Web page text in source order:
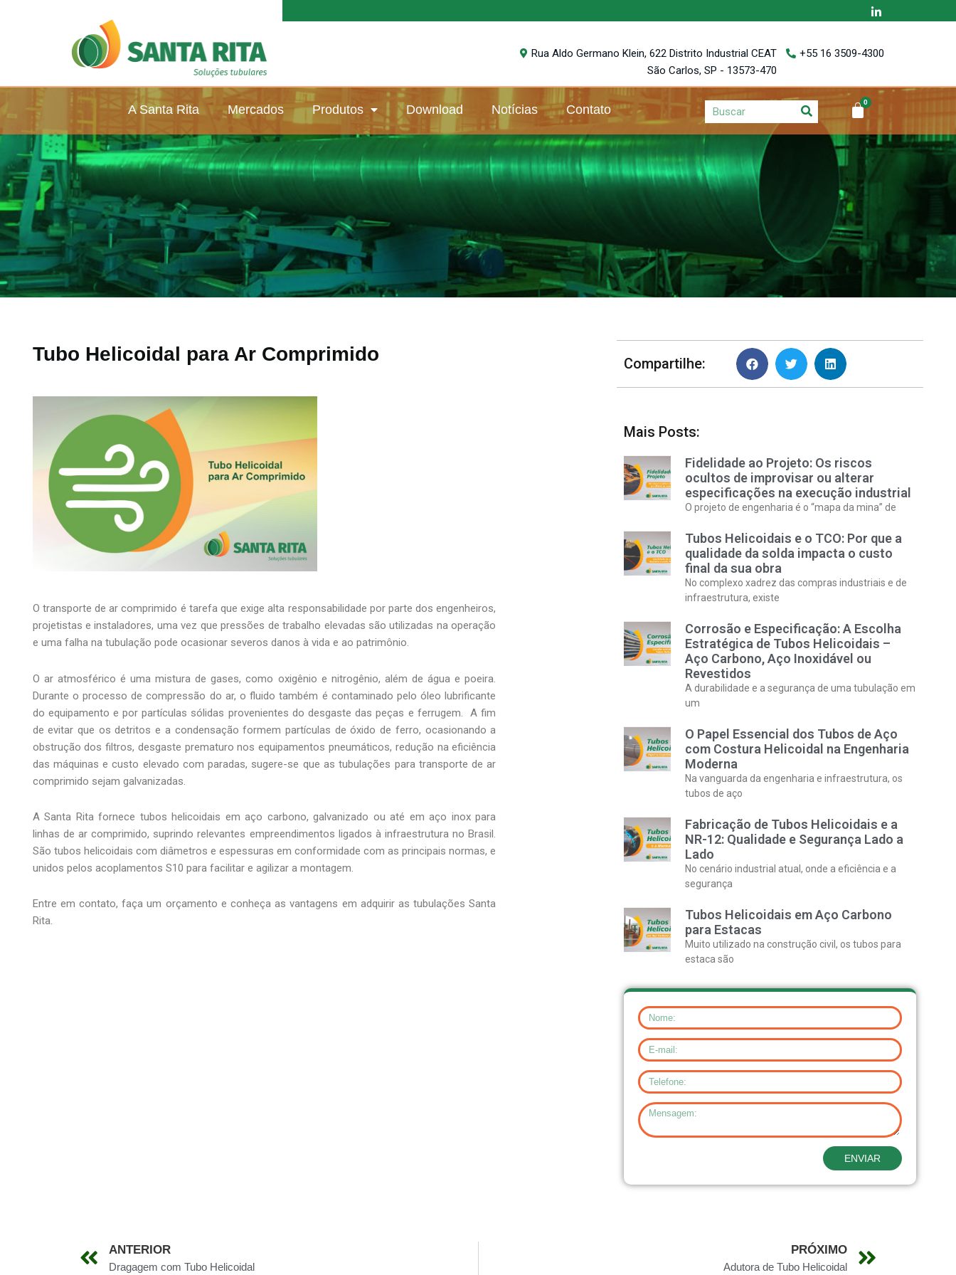
Rua Aldo Germano Klein, 622 Distrito Industrial CEAT
São Carlos, SP - 13573-470
+55 16 3509-4300
A Santa Rita Mercados Produtos Download Notícias Contato
Tubo Helicoidal para Ar Comprimido
O transporte de ar comprimido é tarefa que exige alta responsabilidade por parte dos engenheiros,
projetistas e instaladores, uma vez que pressões de trabalho elevadas são utilizadas na operação
e uma falha na tubulação pode ocasionar severos danos à vida e ao patrimônio.
O ar atmosférico é uma mistura de gases, como oxigênio e nitrogênio, além de água e poeira.
Durante o processo de compressão do ar, o fluido também é contaminado pelo óleo lubrificante
do equipamento e por partículas sólidas provenientes do desgaste das peças e ferrugem. A fim
de evitar que os detritos e a condensação formem partículas de óxido de ferro, ocasionando a
obstrução dos filtros, desgaste prematuro nos equipamentos pneumáticos, redução na eficiência
das máquinas e custo elevado com paradas, sugere-se que as tubulações para transporte de ar
comprimido sejam galvanizadas.
A Santa Rita fornece tubos helicoidais em aço carbono, galvanizado ou até em aço inox para
linhas de ar comprimido, suprindo relevantes empreendimentos ligados à infraestrutura no Brasil.
São tubos helicoidais com diâmetros e espessuras em conformidade com as principais normas, e
unidos pelos acoplamentos S10 para facilitar e agilizar a montagem.
Entre em contato, faça um orçamento e conheça as vantagens em adquirir as tubulações Santa
Rita.
Compartilhe:
Mais Posts:
Fidelidade ao Projeto: Os riscos
ocultos de improvisar ou alterar
especificações na execução industrial
O projeto de engenharia é o “mapa da mina” de
Tubos Helicoidais e o TCO: Por que a
qualidade da solda impacta o custo
final da sua obra
No complexo xadrez das compras industriais e de
infraestrutura, existe
Corrosão e Especificação: A Escolha
Estratégica de Tubos Helicoidais –
Aço Carbono, Aço Inoxidável ou
Revestidos
A durabilidade e a segurança de uma tubulação em
um
O Papel Essencial dos Tubos de Aço
com Costura Helicoidal na Engenharia
Moderna
Na vanguarda da engenharia e infraestrutura, os
tubos de aço
Fabricação de Tubos Helicoidais e a
NR-12: Qualidade e Segurança Lado a
Lado
No cenário industrial atual, onde a eficiência e a
segurança
Tubos Helicoidais em Aço Carbono
para Estacas
Muito utilizado na construção civil, os tubos para
estaca são
ENVIAR
ANTERIOR
Dragagem com Tubo Helicoidal
PRÓXIMO
Adutora de Tubo Helicoidal